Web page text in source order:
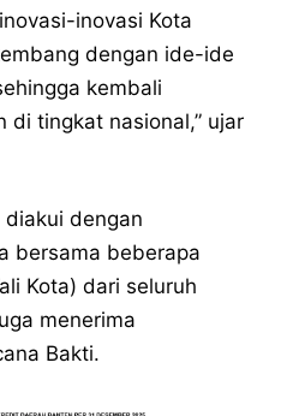
inovasi Kota
dengan ide-ide
kembali
di tingkat nasional,” ujar
diakui dengan
bersama beberapa
Kota) dari seluruh
menerima
Bakti.